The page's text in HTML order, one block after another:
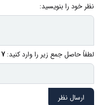
نظر خود را بنویسید:
لطفاً حاصل جمع زیر را وارد کنید:7 + 5 = ?
ارسال نظر